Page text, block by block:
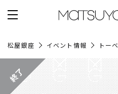
松屋銀座 イベント情報 トー